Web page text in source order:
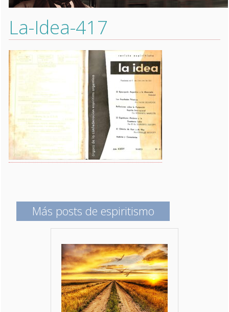
La-Idea-417
Más posts de espiritismo